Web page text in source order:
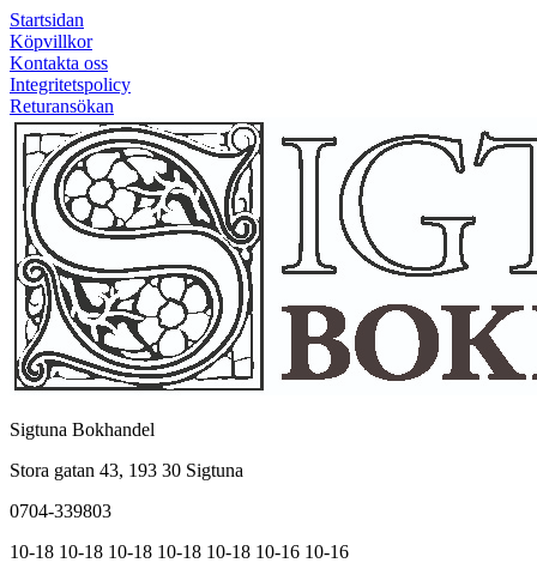
Startsidan
Köpvillkor
Kontakta oss
Integritetspolicy
Returansökan
Sigtuna Bokhandel
Stora gatan 43, 193 30 Sigtuna
0704-339803
10-18 10-18 10-18 10-18 10-18 10-16 10-16